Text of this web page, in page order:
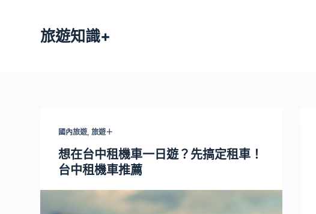
旅遊知識+
國內旅遊,旅遊＋
想在台中租機車一日遊？先搞定租車！
台中租機車推薦